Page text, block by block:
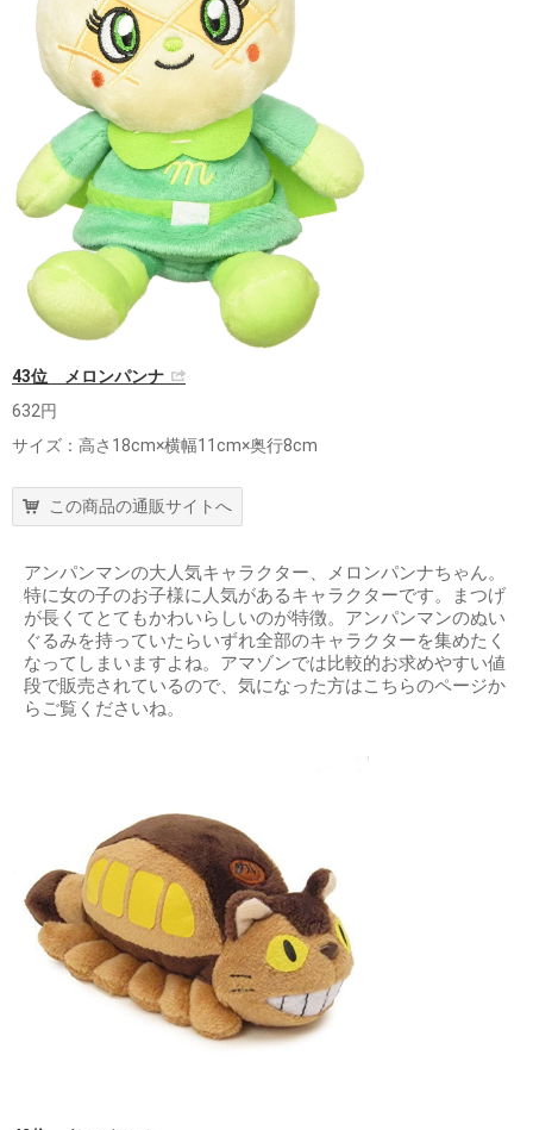
43位 メロンパンナ
632円
サイズ：高さ18cm×横幅11cm×奥行8cm
この商品の通販サイトへ
アンパンマンの大人気キャラクター、メロンパンナちゃん。
特に女の子のお子様に人気があるキャラクターです。まつげ
が長くてとてもかわいらしいのが特徴。アンパンマンのぬい
ぐるみを持っていたらいずれ全部のキャラクターを集めたく
なってしまいますよね。アマゾンでは比較的お求めやすい値
段で販売されているので、気になった方はこちらのページか
らご覧くださいね。